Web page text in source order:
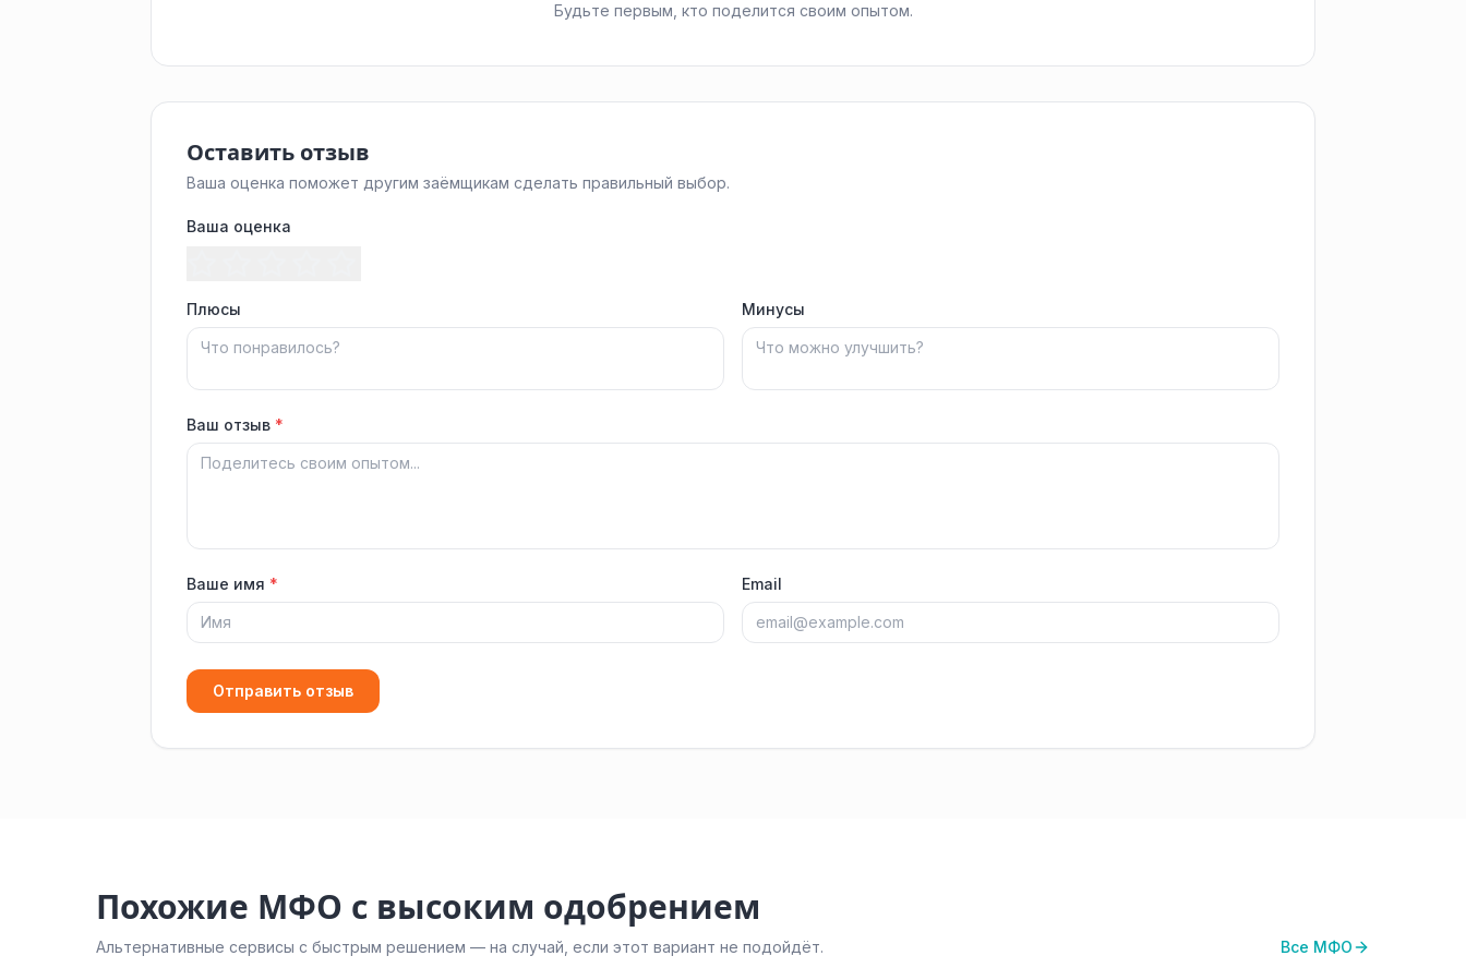
Будьте первым, кто поделится своим опытом.
Оставить отзыв
Ваша оценка поможет другим заёмщикам сделать правильный выбор.
Ваша оценка
Плюсы Минусы
Ваш отзыв *
Ваше имя * Email
Отправить отзыв
Похожие МФО с высоким одобрением
Альтернативные сервисы с быстрым решением — на случай, если этот вариант не подойдёт. Все МФО